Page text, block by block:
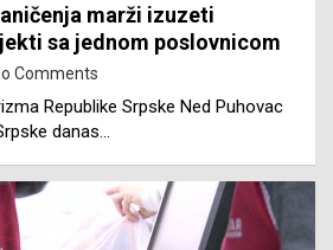
marži izuzeti
sa jednom poslovnicom
Comments
Republike Srpske Ned Puhovac
danas…